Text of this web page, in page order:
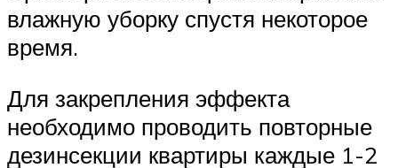
влажную уборку спустя некоторое
время.
Для закрепления эффекта
необходимо проводить повторные
дезинсекции квартиры каждые 1-2